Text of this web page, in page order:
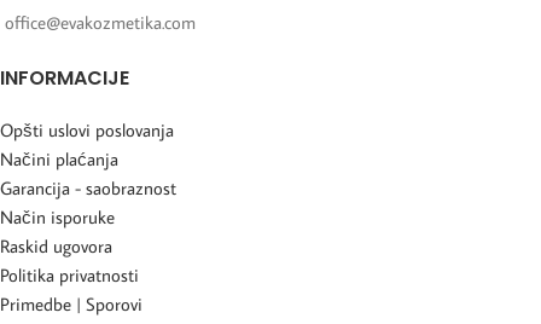
office@evakozmetika.com
INFORMACIJE
Opšti uslovi poslovanja
Načini plaćanja
Garancija - saobraznost
Način isporuke
Raskid ugovora
Politika privatnosti
Primedbe | Sporovi